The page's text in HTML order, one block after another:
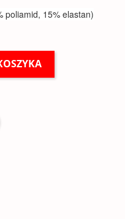
poliamid, 15% elastan)